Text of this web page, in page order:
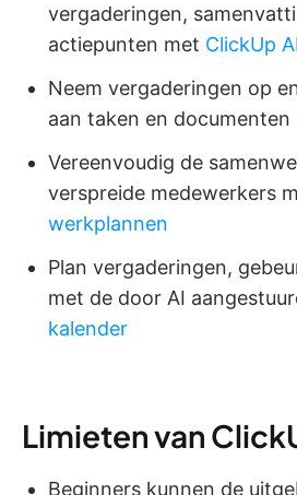
vergaderingen,
actiepunten met ClickUp
Neem vergaderingen op
aan taken en documenten
Vereenvoudig de
verspreide medewerkers
werkplannen
Plan vergaderingen,
met de door AI
kalender
Limieten van
Beginners kunnen de